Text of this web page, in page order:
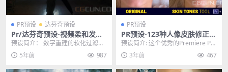
PR预设 达芬奇预设
Pr/达芬奇预设-视频柔和发光
朦胧梦境回忆效果预设
预设简介： 数字重建的软化过滤器
的集合。现在，你可以通过模拟一
些当今最流行的柔化...
5年前 987
PR预设
PR预设-123种人像皮肤修正调
整工具预设 Skin Tones Tool
预设简介: 这个优秀的Premiere Pro
预设/模板包含123种效果，可通
过...3年前 467